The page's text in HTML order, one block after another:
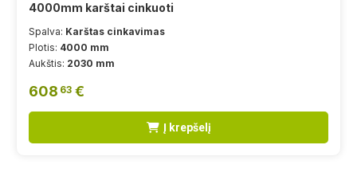
4000mm karštai cinkuoti
Spalva: Karštas cinkavimas
Plotis: 4000 mm
Aukštis: 2030 mm
608 63 €
Į krepšelį